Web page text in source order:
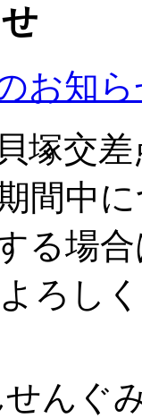
お知
塚交
間中
る場
ろし
せんぐ